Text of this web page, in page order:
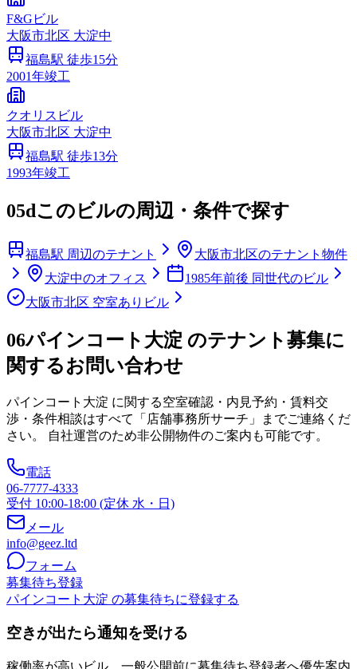
F&Gビル
大阪市北区 大淀中
福島駅 徒歩15分
2001年竣工
クオリスビル
大阪市北区 大淀中
福島駅 徒歩13分
1993年竣工
05dこのビルの周辺・条件で探す
福島駅 周辺のテナント
大阪市北区のテナント物件
大淀中のオフィス
1985年前後 同世代のビル
大阪市北区 空室ありビル
06パインコート大淀 のテナント募集に
関するお問い合わせ
パインコート大淀 に関する空室確認・内見予約・賃料交
渉・条件相談はすべて「店舗事務所サーチ」までご連絡くだ
さい。 自社運営のため非公開物件のご案内も可能です。
電話
06-7777-4333
受付 10:00-18:00 (定休 水・日)
メール
info@geez.ltd
フォーム
募集待ち登録
パインコート大淀 の募集待ちに登録する
空きが出たら通知を受ける
稼働率が高いビル。一般公開前に募集待ち登録者へ優先案内